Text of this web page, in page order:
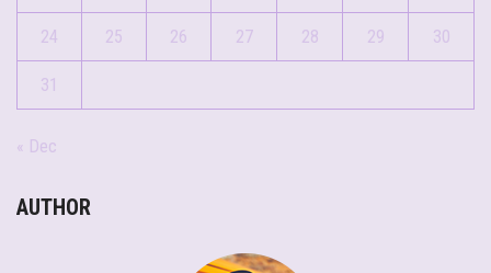
24 25 26 27 28 29 30
31
« Dec
AUTHOR